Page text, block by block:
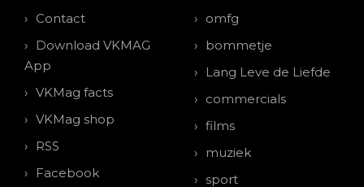
Contact
Download VKMAG
App
VKMag facts
VKMag shop
RSS
Facebook
omfg
bommetje
Lang Leve de Liefde
commercials
films
muziek
sport